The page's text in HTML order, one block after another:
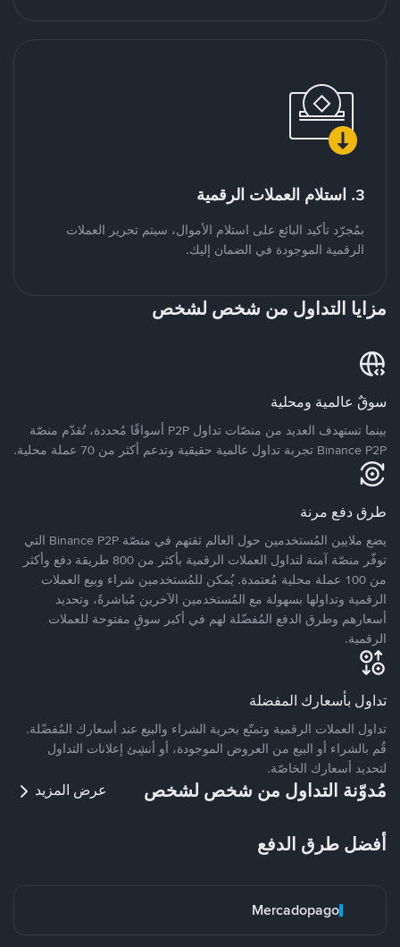
3. استلام العملات الرقمية
بمُجرّد تأكيد البائع على استلام الأموال، سيتم تحرير العملات
الرقمية الموجودة في الضمان إليك.
مزايا التداول من شخص لشخص
سوقٌ عالمية ومحلية
بينما تستهدف العديد من منصّات تداول P2P أسواقًا مُحددة، تُقدّم منصّة
Binance P2P تجربة تداول عالمية حقيقية وتدعم أكثر من 70 عملة محلية.
طرق دفع مرنة
يضع ملايين المُستخدمين حول العالم ثقتهم في منصّة Binance P2P التي
توفّر منصّة آمنة لتداول العملات الرقمية بأكثر من 800 طريقة دفع وأكثر
من 100 عملة محلية مُعتمدة. يُمكن للمُستخدمين شراء وبيع العملات
الرقمية وتداولها بسهولة مع المُستخدمين الآخرين مُباشرةً، وتحديد
أسعارهم وطرق الدفع المُفضّلة لهم في أكبر سوقٍ مفتوحة للعملات
الرقمية.
تداول بأسعارك المفضلة
تداول العملات الرقمية وتمتّع بحرية الشراء والبيع عند أسعارك المُفضّلة.
قُم بالشراء أو البيع من العروض الموجودة، أو أنشِئ إعلانات التداول
لتحديد أسعارك الخاصّة.
مُدوّنة التداول من شخص لشخص عرض المزيد
أفضل طرق الدفع
Mercadopago